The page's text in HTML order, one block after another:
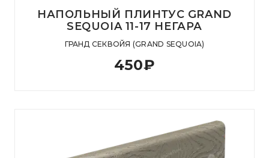
НАПОЛЬНЫЙ ПЛИНТУС GRAND
SEQUOIA 11-17 НЕГАРА
ГРАНД СЕКВОЙЯ (GRAND SEQUOIA)
450₽